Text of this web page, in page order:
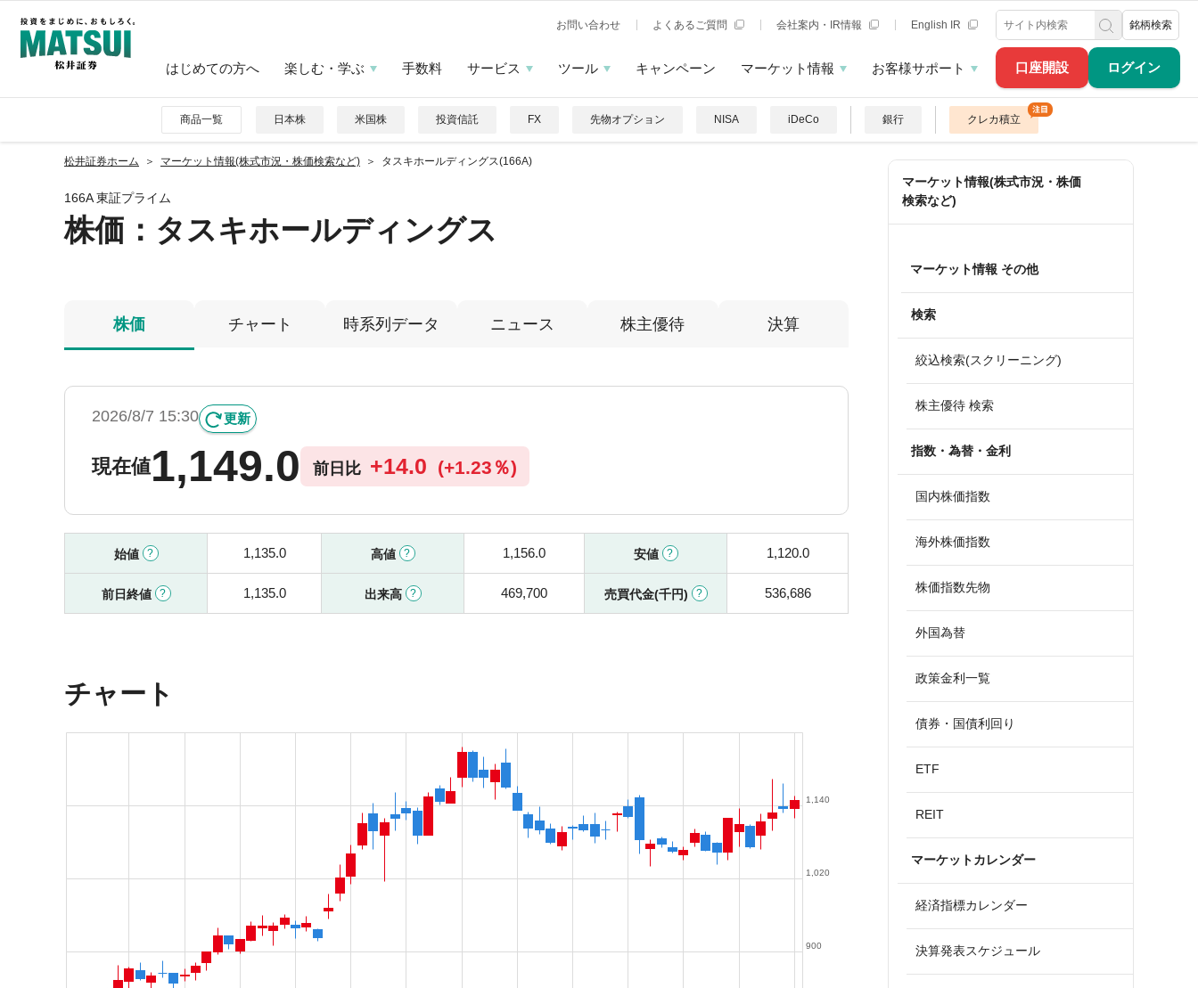
口座開設 ログイン
お問い合わせ よくあるご質問 会社案内・IR情報 English IR 銘柄検索
はじめての方へ 楽しむ・学ぶ 手数料 サービス ツール キャンペーン マーケット情報 お客様サポート
商品一覧 日本株 米国株 投資信託 FX 先物オプション NISA iDeCo 銀行 クレカ積立
松井証券ホーム マーケット情報(株式市況・株価検索など) タスキホールディングス(166A)
166A 東証プライム
株価 ：タスキホールディングス
株価 チャート 時系列データ ニュース 株主優待 決算
2026/8/7 15:30 更新
現在値1,149.0 前日比 +14.0 (+1.23％)
始値 1,135.0 高値 1,156.0 安値 1,120.0
前日終値 1,135.0 出来高 469,700 売買代金(千円) 536,686
チャート
900
1,020
1,140
マーケット情報(株式市況・株価
検索など)
マーケット情報 その他
検索
絞込検索(スクリーニング)
株主優待 検索
指数・為替・金利
国内株価指数
海外株価指数
株価指数先物
外国為替
政策金利一覧
債券・国債利回り
ETF
REIT
マーケットカレンダー
経済指標カレンダー
決算発表スケジュール